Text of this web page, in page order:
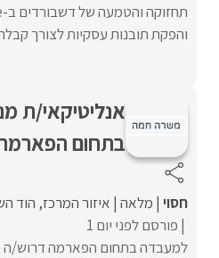
והפקת תובנות עסקיות לצורך
אנליטיקאי/ת
בתחום
חסוי מלאה איזור המרכז הוד
פורסם לפני יום 1
למעבדה בתחום הפארמה דרוש/ה